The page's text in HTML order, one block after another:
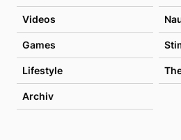
Videos
Games
Lifestyle
Archiv